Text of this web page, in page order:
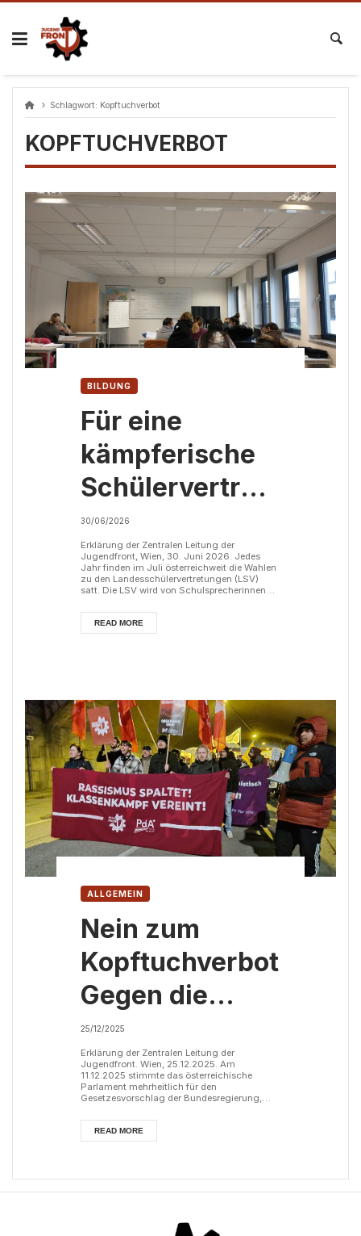
Skip
content
Schlagwort: Kopftuchverbot
KOPFTUCHVERBOT
BILDUNG
Für eine
kämpferische
Schülervertretung!
Zu den LSV-
Wahlen
2026/27
30/06/2026
Erklärung der Zentralen Leitung der
Jugendfront, Wien, 30. Juni 2026. Jedes
Jahr finden im Juli österreichweit die Wahlen
zu den Landesschülervertretungen (LSV)
satt. Die LSV wird von Schulsprecherinnen
gesetzliche Vertretung der Schülerinnen und
Schüler eines Bundeslandes gegenüber der
Bildungsdirektion, dem Landtag und weiteren
READ MORE
ALLGEMEIN
Nein zum
Kopftuchverbot!
Gegen die
Spaltung
unserer Klasse.
25/12/2025
Erklärung der Zentralen Leitung der
Jugendfront. Wien, 25.12.2025. Am
11.12.2025 stimmte das österreichische
Parlament mehrheitlich für den
Gesetzesvorschlag der Bundesregierung,
Mädchen unter 14 Jahren zu verbieten. Es
handelt sich um den zweiten Anlauf, ein
derartiges Gesetz auf den Weg zu bringen,
gekippt wurde. Während eine Inflationsrate
READ MORE